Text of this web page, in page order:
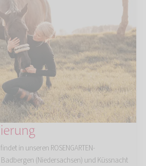
in unseren ROSENGARTEN-
(Niedersachsen) und Küssnacht